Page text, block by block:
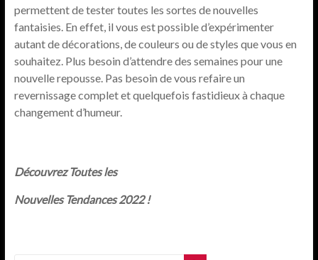
permettent de tester toutes les sortes de nouvelles
fantaisies. En effet, il vous est possible d’expérimenter
autant de décorations, de couleurs ou de styles que vous en
souhaitez. Plus besoin d’attendre des semaines pour une
nouvelle repousse. Pas besoin de vous refaire un
revernissage complet et quelquefois fastidieux à chaque
changement d’humeur.
Découvrez Toutes les
Nouvelles Tendances 2022 !